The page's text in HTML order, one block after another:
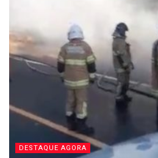
DESTAQUE AGORA